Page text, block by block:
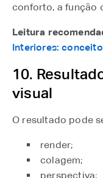
conforto, a função
Leitura
Interiores:
10.
visual
O resultado pode
render;
colagem;
perspectiva;